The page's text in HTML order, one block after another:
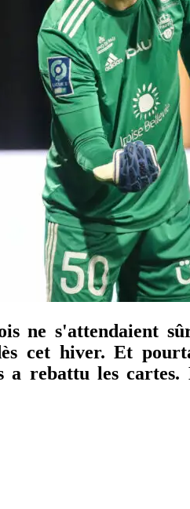
ne s'attendaient
cet hiver. Et
a rebattu les